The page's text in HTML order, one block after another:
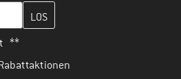
ein und erstelle im nächsten
**